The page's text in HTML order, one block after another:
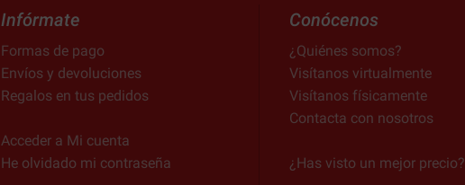
Infórmate
Formas de pago
Envíos y devoluciones
Regalos en tus pedidos
Acceder a Mi cuenta
He olvidado mi contraseña
Conócenos
¿Quiénes somos?
Visítanos virtualmente
Visítanos físicamente
Contacta con nosotros
¿Has visto un mejor precio?